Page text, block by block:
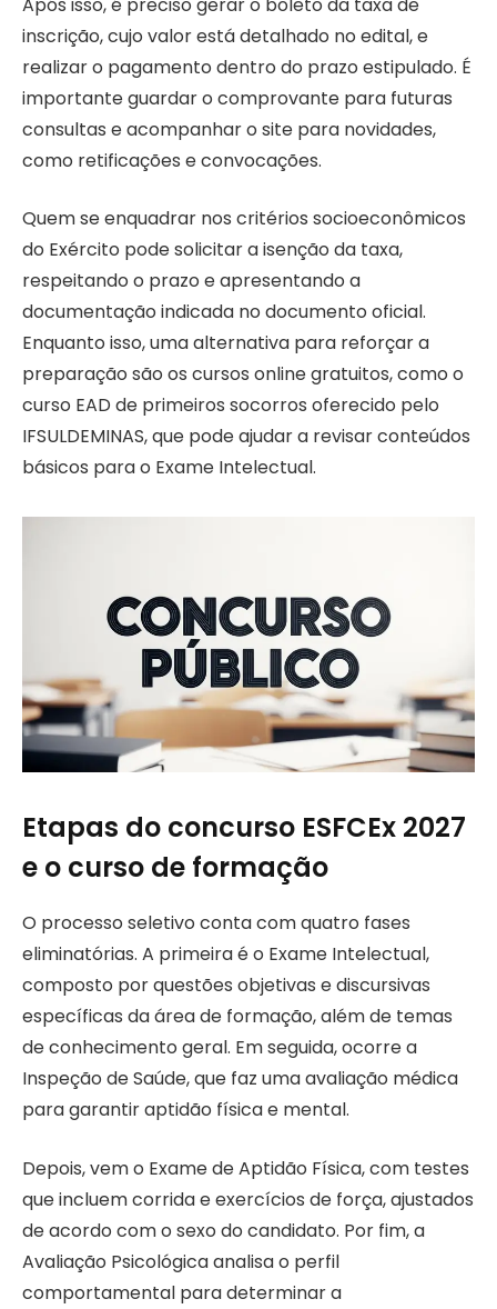
inscrição, cujo valor está detalhado no edital, e
realizar o pagamento dentro do prazo estipulado. É
importante guardar o comprovante para futuras
consultas e acompanhar o site para novidades,
como retificações e convocações.
Quem se enquadrar nos critérios socioeconômicos
do Exército pode solicitar a isenção da taxa,
respeitando o prazo e apresentando a
documentação indicada no documento oficial.
Enquanto isso, uma alternativa para reforçar a
preparação são os cursos online gratuitos, como o
curso EAD de primeiros socorros oferecido pelo
IFSULDEMINAS, que pode ajudar a revisar conteúdos
básicos para o Exame Intelectual.
Etapas do concurso ESFCEx 2027
e o curso de formação
O processo seletivo conta com quatro fases
eliminatórias. A primeira é o Exame Intelectual,
composto por questões objetivas e discursivas
específicas da área de formação, além de temas
de conhecimento geral. Em seguida, ocorre a
Inspeção de Saúde, que faz uma avaliação médica
para garantir aptidão física e mental.
Depois, vem o Exame de Aptidão Física, com testes
que incluem corrida e exercícios de força, ajustados
de acordo com o sexo do candidato. Por fim, a
Avaliação Psicológica analisa o perfil
comportamental para determinar a